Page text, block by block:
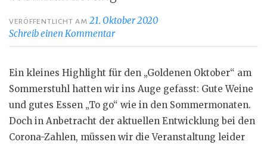
VERÖFFENTLICHT AM21. Oktober 2020
Schreib einen Kommentar
Ein kleines Highlight für den „Goldenen Oktober“ am
Sommerstuhl hatten wir ins Auge gefasst: Gute Weine
und gutes Essen „To go“ wie in den Sommermonaten.
Doch in Anbetracht der aktuellen Entwicklung bei den
Corona-Zahlen, müssen wir die Veranstaltung leider